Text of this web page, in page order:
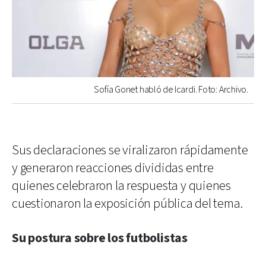
Sofía Gonet habló de Icardi. Foto: Archivo.
Sus declaraciones se viralizaron rápidamente
y generaron reacciones divididas entre
quienes celebraron la respuesta y quienes
cuestionaron la exposición pública del tema.
Su postura sobre los futbolistas